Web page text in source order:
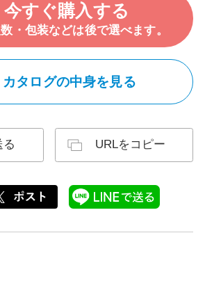
今すぐ購入する
・包装などは後で選べます。
カタログの中身を見る
る URLをコピー